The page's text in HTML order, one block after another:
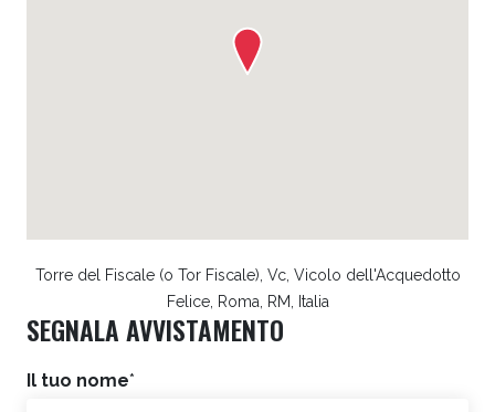
Torre del Fiscale (o Tor Fiscale), Vc, Vicolo dell'Acquedotto
Felice, Roma, RM, Italia
SEGNALA AVVISTAMENTO
Il tuo nome*